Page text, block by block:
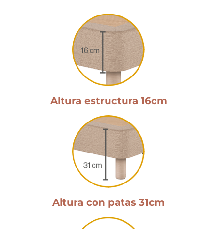
Altura estructura 16cm
Altura con patas 31cm